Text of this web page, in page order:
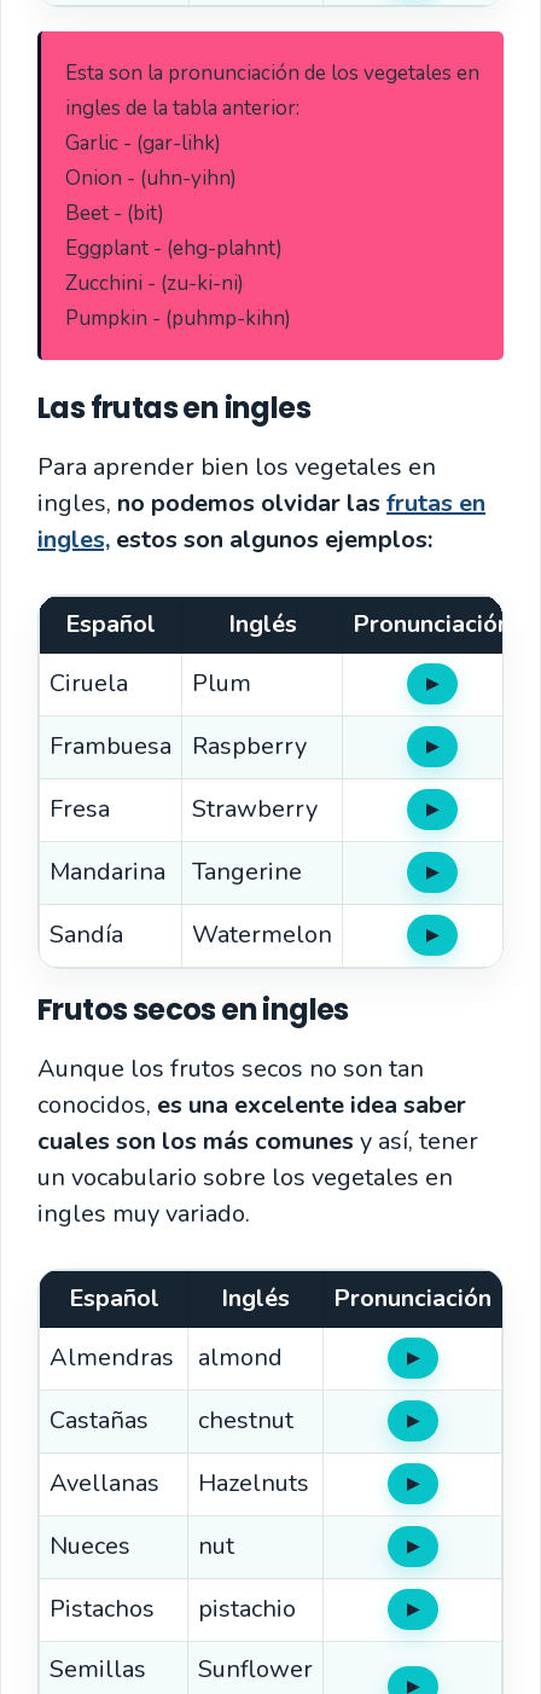
Esta son la pronunciación de los vegetales en
ingles de la tabla anterior:
Garlic - (gar-lihk)
Onion - (uhn-yihn)
Beet - (bit)
Eggplant - (ehg-plahnt)
Zucchini - (zu-ki-ni)
Pumpkin - (puhmp-kihn)
Las frutas en ingles
Para aprender bien los vegetales en
ingles, no podemos olvidar las frutas en
ingles, estos son algunos ejemplos:
Español Inglés
Pronunciación
Ciruela
Plum ▶Oír
Frambuesa Raspberry ▶Oír
Fresa Strawberry ▶Oír
Mandarina Tangerine ▶Oír
Sandía Watermelon ▶Oír
Frutos secos en ingles
Aunque los frutos secos no son tan
conocidos, es una excelente idea saber
cuales son los más comunes y así, tener
un vocabulario sobre los vegetales en
ingles muy variado.
Español Inglés
Pronunciación
Almendras
almond ▶Oír
Castañas chestnut ▶Oír
Avellanas Hazelnuts ▶Oír
Nueces nut ▶Oír
Pistachos pistachio ▶Oír
Semillas
Sunflower
▶